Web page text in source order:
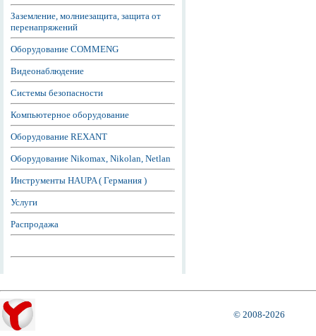
Заземление, молниезащита, защита от
перенапряжений
Оборудование COMMENG
Видеонаблюдение
Системы безопасности
Компьютерное оборудование
Оборудование REXANT
Оборудование Nikomax, Nikolan, Netlan
Инструменты HAUPA ( Германия )
Услуги
Распродажа
© 2008-2026